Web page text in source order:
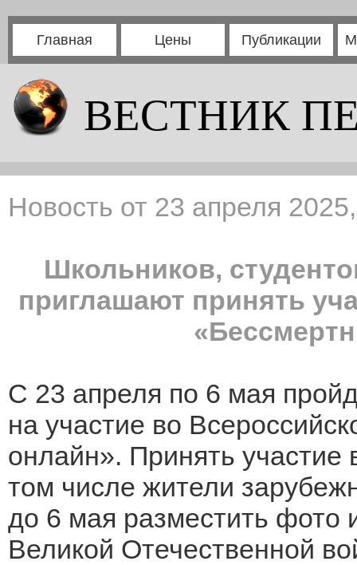
Главная Цены Публикации
ВЕСТНИК
Новость от 23 апреля
Школьников,
приглашают принять
С 23 апреля по 6 мая
на участие во
онлайн». Принять
том числе жители
до 6 мая разместить
Великой Отечественной